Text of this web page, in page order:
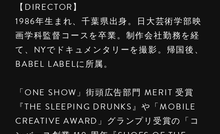
【DIRECTOR】
1986年生まれ、千葉県出身。日大芸術学部映
画学科監督コースを卒業。制作会社勤務を経
て、NYでドキュメンタリーを撮影。帰国後、
BABEL LABELに所属。
「ONE SHOW」街頭広告部門 MERIT 受賞
『THE SLEEPING DRUNKS』や「MOBILE
CREATIVE AWARD」グランプリ受賞の「コ